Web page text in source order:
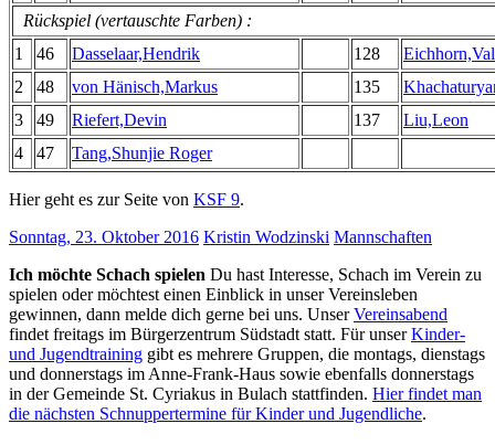
Rückspiel (vertauschte Farben) :
1
46 Dasselaar,Hendrik 128
2
48 von Hänisch,Markus 135
3
49 Riefert,Devin 137
Liu,Leon
4
47 Tang,Shunjie Roger
Hier geht es zur Seite von KSF 9.
Sonntag, 23. Oktober 2016 Kristin Wodzinski Mannschaften
Ich möchte Schach spielen Du hast Interesse, Schach im Verein zu
spielen oder möchtest einen Einblick in unser Vereinsleben
gewinnen, dann melde dich gerne bei uns. UnserVereinsabend
findet freitags im Bürgerzentrum Südstadt statt. Für unserKinder-
und Jugendtraining gibt es mehrere Gruppen, die montags, dienstags
und donnerstags im Anne-Frank-Haus sowie ebenfalls donnerstags
in der Gemeinde St. Cyriakus in Bulach stattfinden. Hier findet man
die nächsten Schnuppertermine für Kinder und Jugendliche.